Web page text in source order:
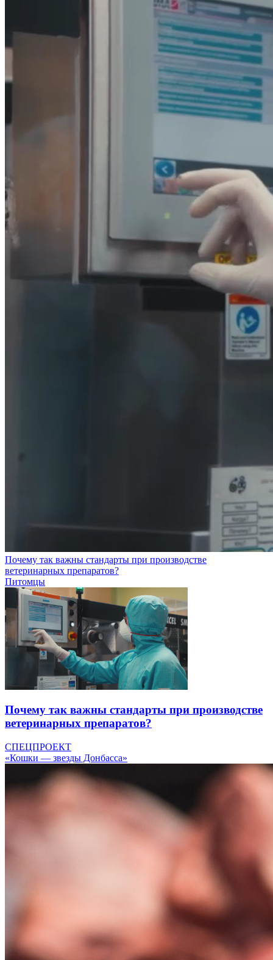
Почему так важны стандарты при производстве
ветеринарных препаратов?
Питомцы
Почему так важны стандарты при производстве
ветеринарных препаратов?
СПЕЦПРОЕКТ
«Кошки — звезды Донбасса»